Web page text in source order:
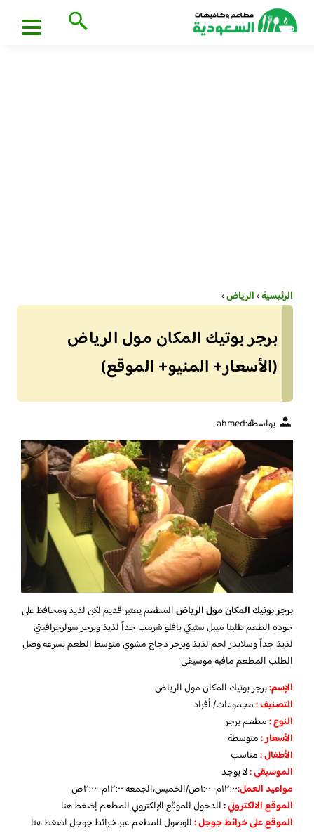
الرئيسية›الرياض›
برجر بوتيك المكان مول الرياض
(الأسعار+ المنيو+ الموقع)
بواسطة:ahmed
برجر بوتيك المكان مول الرياضالمطعم يعتبر قديم لكن لذيذ ومحافظ على
جوده الطعم طلبنا ميبل ستيكي بافلو شرمب جداً لذيذ وبرجر سولرجرافيتي
لذيذ جداً وسلايدر لحم لذيذ وبرجر دجاج مشوي متوسط الطعم بسرعه وصل
الطلب المطعم مافيه موسيقى
الإسم:برجر بوتيك المكان مول الرياض
التصنيف:مجموعات/ أفراد
النوع:مطعم برجر
الأسعار:متوسطة
الأطفال:مناسب
الموسيقى:لا يوجد
مواعيد العمل:١٢:٠٠م–١:٠٠ص/الخميس،الجمعه ١٢:٠٠م–٢:٠٠ص
الموقع الالكتروني:للدخول للموقع الإلكتروني للمطعمإضغط هنا
الموقع على خرائط جوجل:للوصول للمطعم عبر خرائط جوجلاضغط هنا